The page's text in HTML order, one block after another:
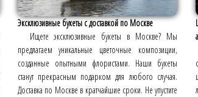
Эксклюзивные букеты с доставкой по Москве
Ищете эксклюзивные букеты в Москве? Мы
предлагаем уникальные цветочные композиции,
созданные опытными флористами. Наши букеты
станут прекрасным подарком для любого случая.
Доставка по Москве в кратчайшие сроки. Не упустите